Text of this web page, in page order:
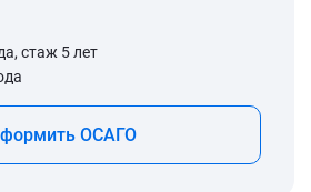
стаж 5 лет
ОСАГО